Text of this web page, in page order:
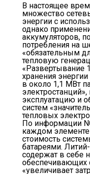
В настоящее
множество
энергии с
однако
аккумуляторов,
потребления на
«обязательным
тепловую
«Развертывание
хранения
в около 1,1 МВт
эксплуатацию и
систем
тепловых
По информации
каждом
стоимость
батареями.
содержат в себе
обеспечивающих
«увеличивает